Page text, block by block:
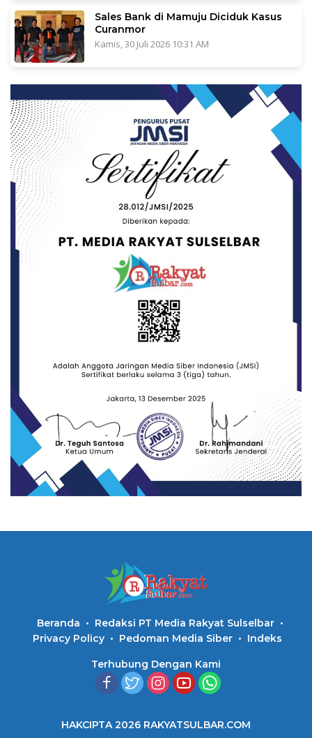
Sales Bank di Mamuju Diciduk Kasus
Curanmor
Kamis, 30 Juli 2026 10:31 AM
Beranda
Redaksi PT Media Rakyat Sulselbar
Privacy Policy
Pedoman Media Siber Indeks
Terhubung Dengan Kami
HAKCIPTA 2026 RAKYATSULBAR.COM